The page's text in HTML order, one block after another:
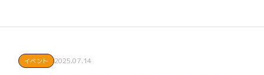
イベント 2025.07.14